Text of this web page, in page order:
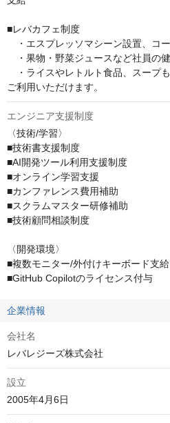
■レバカフェ制度
・エスプレッソマシーン設置、コ
・果物・野菜ジュースなど社員の
・ライスやレトルト食品、スープ
ご利用いただけます。
エンジニア支援制度
〈技術/学習〉
■技術書支援制度
■AI開発ツール利用支援制度
■オンライン学習支援
■カンファレンス費用補助
■スクラムマスター研修補助
■技術顧問相談制度
〈開発環境〉
■複数モニター/外付けキーボード支給
■GitHub Copilotのライセンス付与
企業情報
会社名
レバレジーズ株式会社
設立
2005年4月6日